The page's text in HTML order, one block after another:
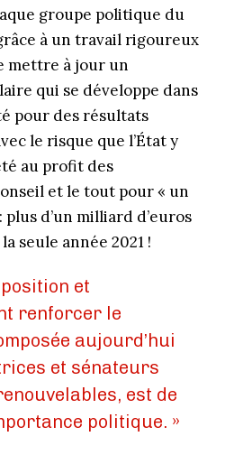
groupe politique du
à un travail rigoureux
mettre à jour un
qui se développe dans
pour des résultats
le risque que l’État y
au profit des
et le tout pour « un
d’un milliard d’euros
seule année 2021 !
et
renforcer le
aujourd’hui
et sénateurs
est de
politique. »